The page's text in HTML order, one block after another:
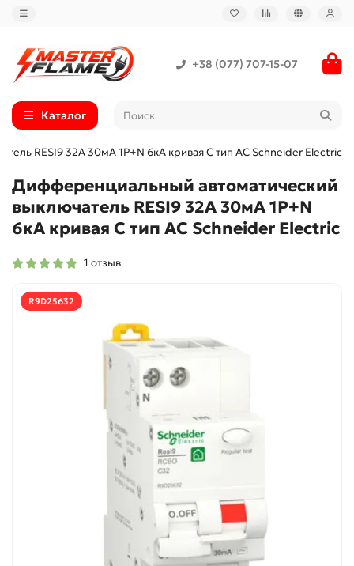
+38 (077) 707-15-07
Каталог
RESI9 32А 30мA 1P+N 6кA кривая С тип АС Schneider Electric
Дифференциальный автоматический
выключатель RESI9 32А 30мA 1P+N
6кA кривая С тип АС Schneider Electric
1 отзыв
R9D25632